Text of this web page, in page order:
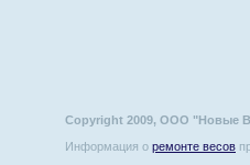
Copyright 2009, ООО "Новые
Информация о ремонте весов